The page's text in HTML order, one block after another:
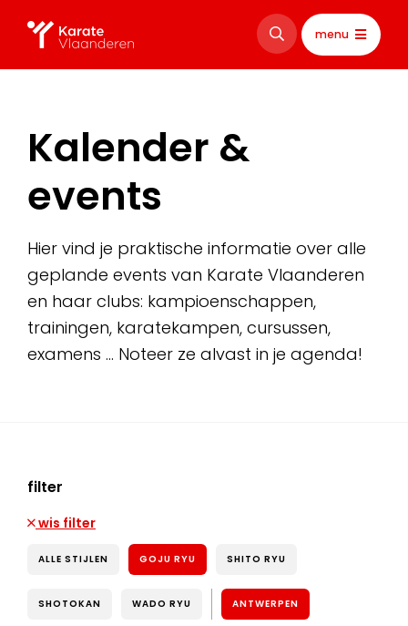
menu
Kalender &
events
Hier vind je praktische informatie over alle
geplande events van Karate Vlaanderen
en haar clubs: kampioenschappen,
trainingen, karatekampen, cursussen,
examens … Noteer ze alvast in je agenda!
filter
wis filter
ALLE STIJLEN GOJU RYU SHITO RYU
SHOTOKAN WADO RYU ANTWERPEN